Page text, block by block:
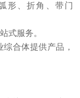
形、折角、带门
式服务。
合体提供产品，